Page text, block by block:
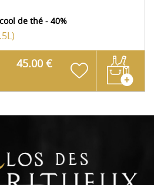
de thé - 40%
45.00 €